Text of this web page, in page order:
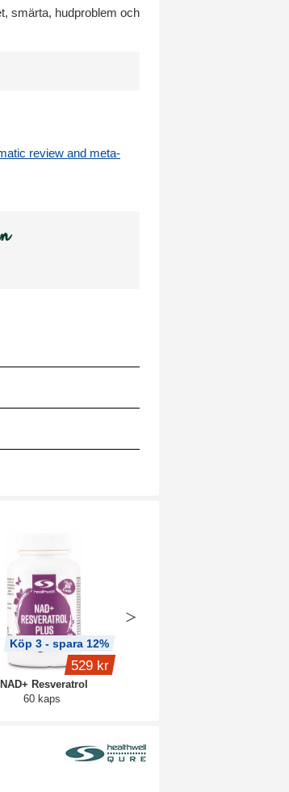
smärta, hudproblem och
review and meta-
NAD+ Resveratrol
60 kaps
Köp 3 - spara 12%
529 kr